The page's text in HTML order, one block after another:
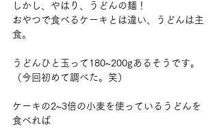
しかし、やはり、うどんの麺！
おやつで食べるケーキとは違い、うどんは主
食。
うどんひと玉って180~200gあるそうです。
（今回初めて調べた。笑）
ケーキの2~3倍の小麦を使っているうどんを
食べれば